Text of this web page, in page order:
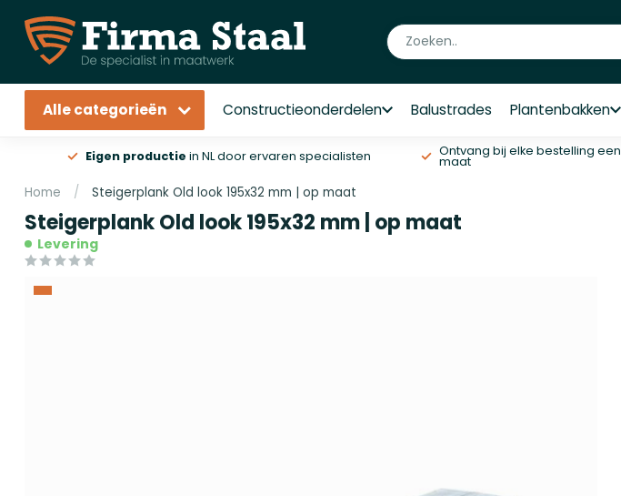
Alle categorieën Constructieonderdelen Balustrades Plantenbakken
Eigen productie in NL door ervaren specialisten Ontvang bij elke bestelling een
maat
Home / Steigerplank Old look 195x32 mm | op maat
Steigerplank Old look 195x32 mm | op maat
Levering